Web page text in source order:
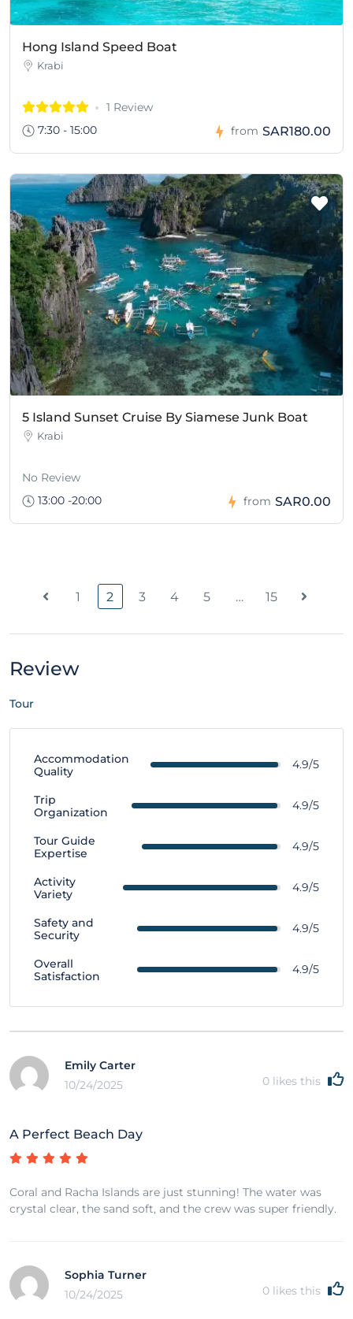
Hong Island Speed Boat
Krabi
1 Review
7:30 - 15:00
from SAR180.00
5 Island Sunset Cruise By Siamese Junk Boat
Krabi
No Review
13:00 -20:00
from SAR0.00
1 2 3 4 5 … 15
Review
Tour
Accommodation
Quality
4.9/5
Trip
Organization
4.9/5
Tour Guide
Expertise
4.9/5
Activity
Variety
4.9/5
Safety and
Security
4.9/5
Overall
Satisfaction
4.9/5
Emily Carter
10/24/2025
0 likes this
A Perfect Beach Day
Coral and Racha Islands are just stunning! The water was
crystal clear, the sand soft, and the crew was super friendly.
Sophia Turner
10/24/2025
0 likes this